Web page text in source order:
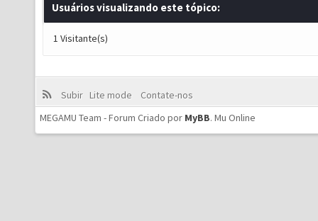
Usuários visualizando este tópico:
1 Visitante(s)
Subir Lite mode
Contate-nos
MEGAMU Team - Forum Criado por MyBB. Mu Online